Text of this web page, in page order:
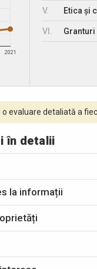
2021
V. Etica și
VI.
evaluare detaliată a
în detalii
la informații